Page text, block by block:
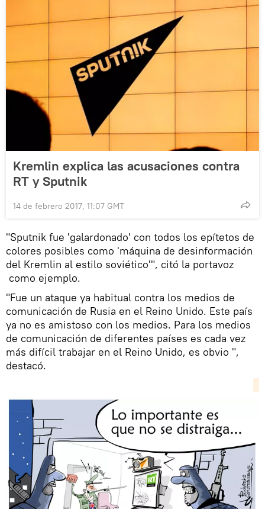
Kremlin explica las acusaciones contra
RT y Sputnik
14 de febrero 2017, 11:07 GMT
"Sputnik fue 'galardonado' con todos los epítetos de
colores posibles como 'máquina de desinformación
del Kremlin al estilo soviético'", citó la portavoz
como ejemplo.
"Fue un ataque ya habitual contra los medios de
comunicación de Rusia en el Reino Unido. Este país
ya no es amistoso con los medios. Para los medios
de comunicación de diferentes países es cada vez
más difícil trabajar en el Reino Unido, es obvio ",
destacó.